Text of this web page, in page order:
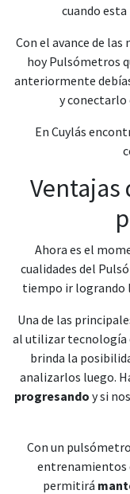
cuando
Con el avance de
hoy Pulsómetros
anteriormente
y conectarlo
En Cuylás
Ventajas
Ahora es el
cualidades del
tiempo ir logrando
Una de las
al utilizar tecnología
brinda la
analizarlos luego.
progresando y si
Con un
entrenamientos
permitirá